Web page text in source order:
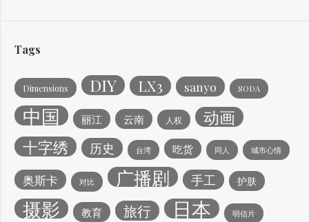
Tags
Dimensions DIY LX3 sanyo SODA
中国 丽江 云南 人权 动画
十字绣 历史 台湾 吃货 同人 城市心情
奥斯卡 对比 广播剧 手工 护肤
摄影 教育 旅行 日本 明信片